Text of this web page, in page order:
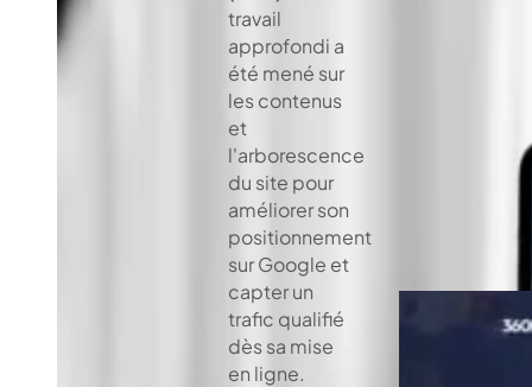
travail
approfondi a
été mené sur
les contenus
et
l'arborescence
du site pour
améliorer son
positionnement
sur Google et
capter un
trafic qualifié
dès sa mise
en ligne.